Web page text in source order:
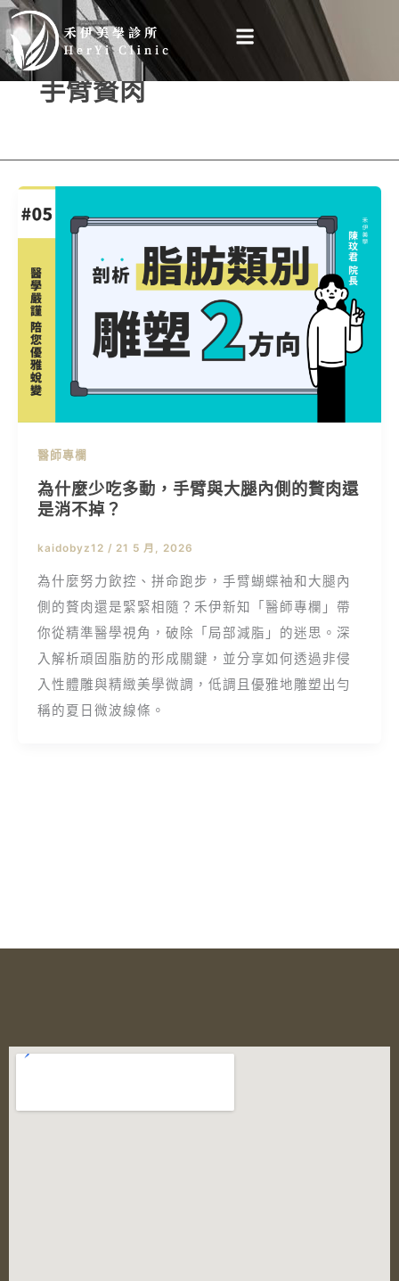
跳
至
主
手臂贅肉
醫師專欄
為什麼少吃多動，手臂與大腿內側的贅肉還
是消不掉？
kaidobyz12 / 21 5 月, 2026
為什麼努力飲控、拼命跑步，手臂蝴蝶袖和大腿內
側的贅肉還是緊緊相隨？禾伊新知「醫師專欄」帶
你從精準醫學視角，破除「局部減脂」的迷思。深
入解析頑固脂肪的形成關鍵，並分享如何透過非侵
入性體雕與精緻美學微調，低調且優雅地雕塑出勻
稱的夏日微波線條。